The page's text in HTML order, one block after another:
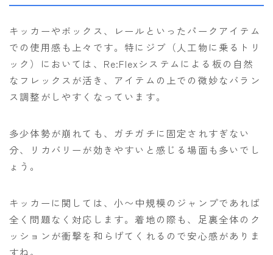
キッカーやボックス、レールといったパークアイテム
での使用感も上々です。特にジブ（人工物に乗るトリ
ック）においては、Re:Flexシステムによる板の自然
なフレックスが活き、アイテムの上での微妙なバラン
ス調整がしやすくなっています。
多少体勢が崩れても、ガチガチに固定されすぎない
分、リカバリーが効きやすいと感じる場面も多いでし
ょう。
キッカーに関しては、小〜中規模のジャンプであれば
全く問題なく対応します。着地の際も、足裏全体のク
ッションが衝撃を和らげてくれるので安心感がありま
すね。